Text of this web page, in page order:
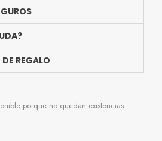
REGALO
porque no quedan existencias.